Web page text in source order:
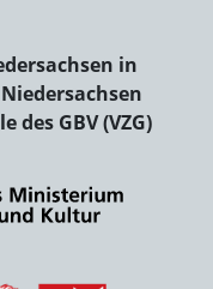
in
des GBV (VZG)